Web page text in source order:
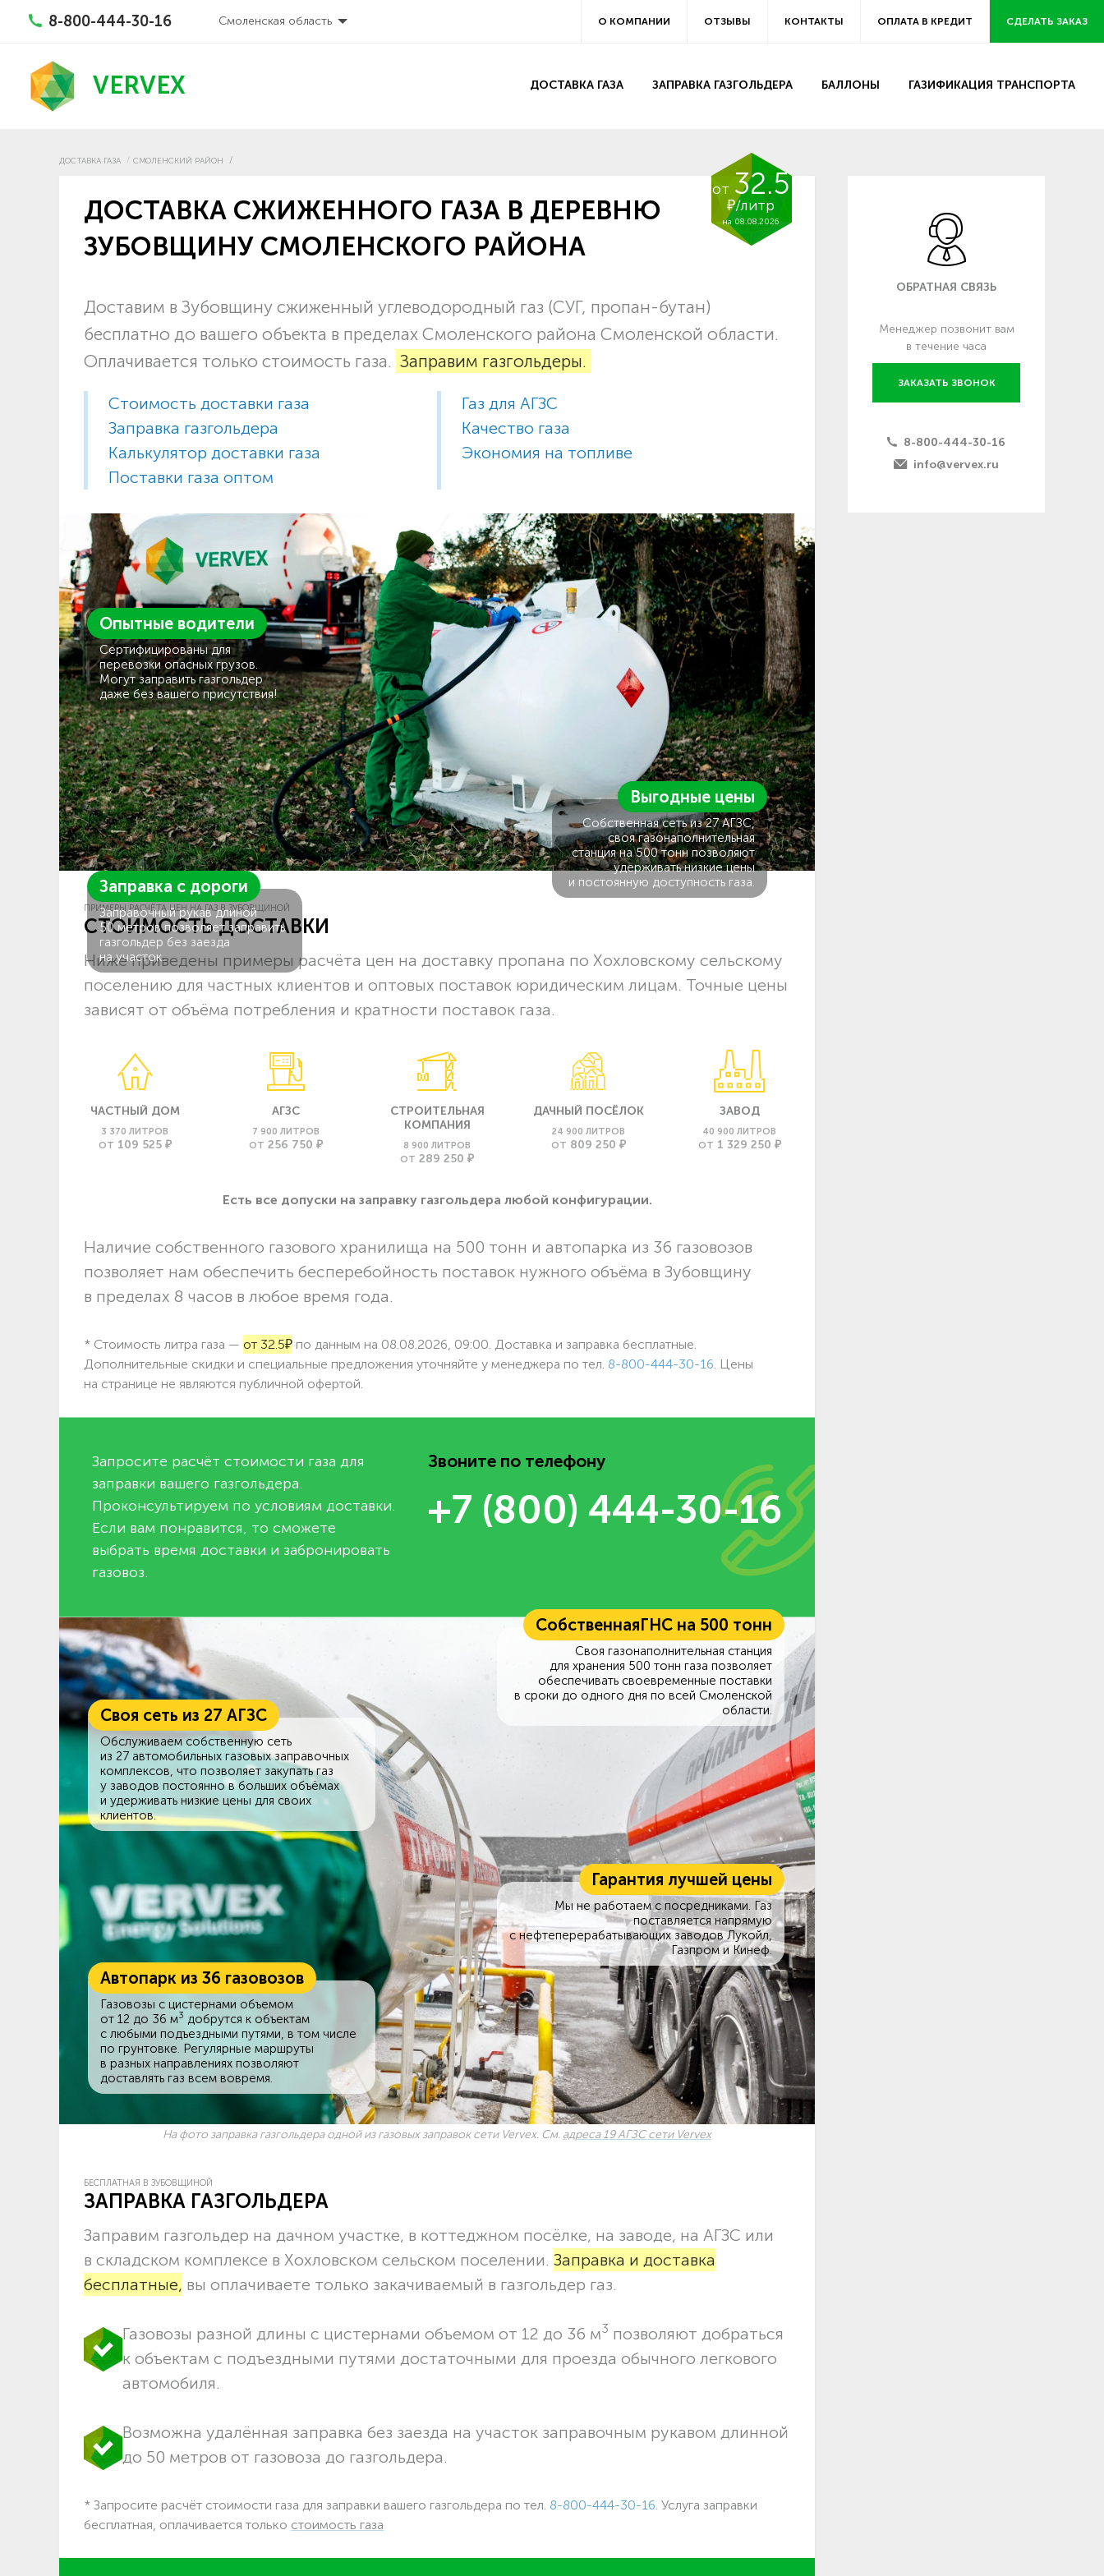
8-800-444-30-16 Смоленская область О КОМПАНИИ ОТЗЫВЫ КОНТАКТЫ ОПЛАТА В КРЕДИТ СДЕЛАТЬ ЗАКАЗ
VERVEX ДОСТАВКА ГАЗА ЗАПРАВКА ГАЗГОЛЬДЕРА БАЛЛОНЫ ГАЗИФИКАЦИЯ ТРАНСПОРТА
ДОСТАВКА ГАЗА СМОЛЕНСКИЙ РАЙОН
от 32.5
₽/литр
на 08.08.2026
ДОСТАВКА СЖИЖЕННОГО ГАЗА В ДЕРЕВНЮ
ЗУБОВЩИНУ СМОЛЕНСКОГО РАЙОНА
Доставим в Зубовщину сжиженный углеводородный газ (СУГ, пропан-бутан)
бесплатно до вашего объекта в пределах Смоленского района Смоленской области.
Оплачивается только стоимость газа. Заправим газгольдеры.
Стоимость доставки газа
Заправка газгольдера
Калькулятор доставки газа
Поставки газа оптом
Газ для АГЗС
Качество газа
Экономия на топливе
Опытные водители
Сертифицированы для
перевозки опасных грузов.
Могут заправить газгольдер
даже без вашего присутствия!
Заправка с дороги
Заправочный рукав длиной
50 метров позволяет заправить
газгольдер без заезда
на участок.
Выгодные цены
Собственная сеть из 27 АГЗС,
своя газонаполнительная
станция на 500 тонн позволяют
удерживать низкие цены
и постоянную доступность газа.
ПРИМЕРЫ РАСЧЁТА ЦЕН НА ГАЗ В ЗУБОВЩИНОЙ
СТОИМОСТЬ ДОСТАВКИ
Ниже приведены примеры расчёта цен на доставку пропана по Хохловскому сельскому
поселению для частных клиентов и оптовых поставок юридическим лицам. Точные цены
зависят от объёма потребления и кратности поставок газа.
ЧАСТНЫЙ ДОМ
3 370 ЛИТРОВ
ОТ 109 525 ₽
АГЗС
7 900 ЛИТРОВ
ОТ 256 750 ₽
СТРОИТЕЛЬНАЯ
КОМПАНИЯ
8 900 ЛИТРОВ
ОТ 289 250 ₽
ДАЧНЫЙ ПОСЁЛОК
24 900 ЛИТРОВ
ОТ 809 250 ₽
ЗАВОД
40 900 ЛИТРОВ
ОТ 1 329 250 ₽
Есть все допуски нa заправку газгольдера любой конфигурации.
Наличие собственного газового хранилища на 500 тонн и автопарка из 36 газовозов
позволяет нам обеспечить бесперебойность поставок нужного объёма в Зубовщину
в пределах 8 часов в любое время года.
* Стоимость литра газа — от 32.5₽ по данным на 08.08.2026, 09:00. Доставка и заправка бесплатные.
Дополнительные скидки и специальные предложения уточняйте у менеджера по тел. 8-800-444-30-16 . Цены
на странице не являются публичной офертой.
Запросите расчёт стоимости газа для
заправки вашего газгольдера.
Проконсультируем по условиям доставки.
Если вам понравится, то сможете
выбрать время доставки и забронировать
газовоз.
Звоните по телефону
+7 (800) 444-30-16
СобственнаяГНС на 500 тонн
Своя газонаполнительная станция
для хранения 500 тонн газа позволяет
обеспечивать своевременные поставки
в сроки до одного дня по всей Смоленской
области.
Своя сеть из 27 АГЗС
Обслуживаем собственную сеть
из 27 автомобильных газовых заправочных
комплексов, что позволяет закупать газ
у заводов постоянно в больших объёмах
и удерживать низкие цены для своих
клиентов.
Гарантия лучшей цены
Мы не работаем с посредниками. Газ
поставляется напрямую
с нефтеперерабатывающих заводов Лукойл,
Газпром и Кинеф.
Автопарк из 36 газовозов
Газовозы с цистернами объемом
от 12 до 36 м3 добрутся к объектам
c любыми подъездными путями, в том числе
по грунтовке. Регулярные маршруты
в разных направлениях позволяют
доставлять газ всем вовремя.
На фото заправка газгольдера одной из газовых заправок сети Vervex. См. адреса 19 АГЗС сети Vervex
БЕСПЛАТНАЯ В ЗУБОВЩИНОЙ
ЗАПРАВКА ГАЗГОЛЬДЕРА
Заправим газгольдер на дачном участке, в коттеджном посёлке, на заводе, на АГЗС или
в складском комплексе в Хохловском сельском поселении. Заправка и доставка
бесплатные, вы оплачиваете только закачиваемый в газгольдер газ.
Газовозы разной длины с цистернами объемом от 12 до 36 м3 позволяют добраться
к объектам c подъездными путями достаточными для проезда обычного легкового
автомобиля.
Возможна удалённая заправка без заезда на участок заправочным рукавом длинной
до 50 метров от газовоза до газгольдера.
* Запросите расчёт стоимости газа для заправки вашего газгольдера по тел. 8-800-444-30-16. Услуга заправки
бесплатная, оплачивается только стоимость газа
ОБРАТНАЯ СВЯЗЬ
Менеджер позвонит вам
в течение часа
ЗАКАЗАТЬ ЗВОНОК
8-800-444-30-16
info@vervex.ru